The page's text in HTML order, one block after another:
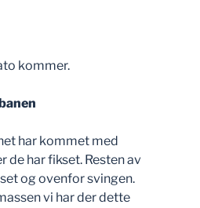
kommer.
har kommet med
de har fikset. Resten av
og ovenfor svingen.
vi har der dette